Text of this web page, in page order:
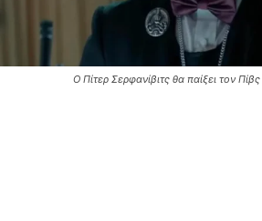
Ο Πίτερ Σερφανίβιτς θα παίξει τον